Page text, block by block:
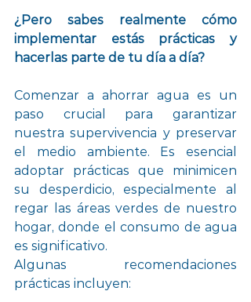
¿Pero sabes realmente cómo
implementar estás prácticas y
hacerlas parte de tu día a día?
Comenzar a ahorrar agua es un
paso crucial para garantizar
nuestra supervivencia y preservar
el medio ambiente. Es esencial
adoptar prácticas que minimicen
su desperdicio, especialmente al
regar las áreas verdes de nuestro
hogar, donde el consumo de agua
es significativo.
Algunas recomendaciones
prácticas incluyen: